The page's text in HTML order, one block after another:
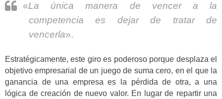
«La única manera de vencer a la
competencia es dejar de tratar de
vencerla».
Estratégicamente, este giro es poderoso porque desplaza el
objetivo empresarial de un juego de suma cero, en el que la
ganancia de una empresa es la pérdida de otra, a una
lógica de creación de nuevo valor. En lugar de repartir una